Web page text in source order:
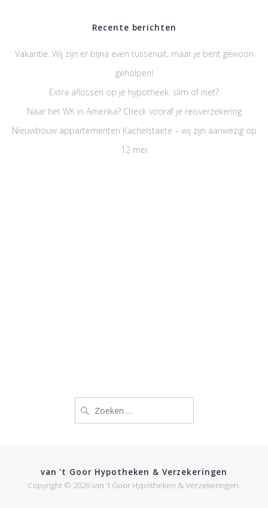
Recente berichten
Vakantie. Wij zijn er bijna even tussenuit, maar je bent gewoon
geholpen!
Extra aflossen op je hypotheek: slim of niet?
Naar het WK in Amerika? Check vooraf je reisverzekering
Nieuwbouw appartementen Kachelstaete – wij zijn aanwezig op
12 mei
naar:
van 't Goor Hypotheken & Verzekeringen
Copyright © 2026 van 't Goor Hypotheken & Verzekeringen.